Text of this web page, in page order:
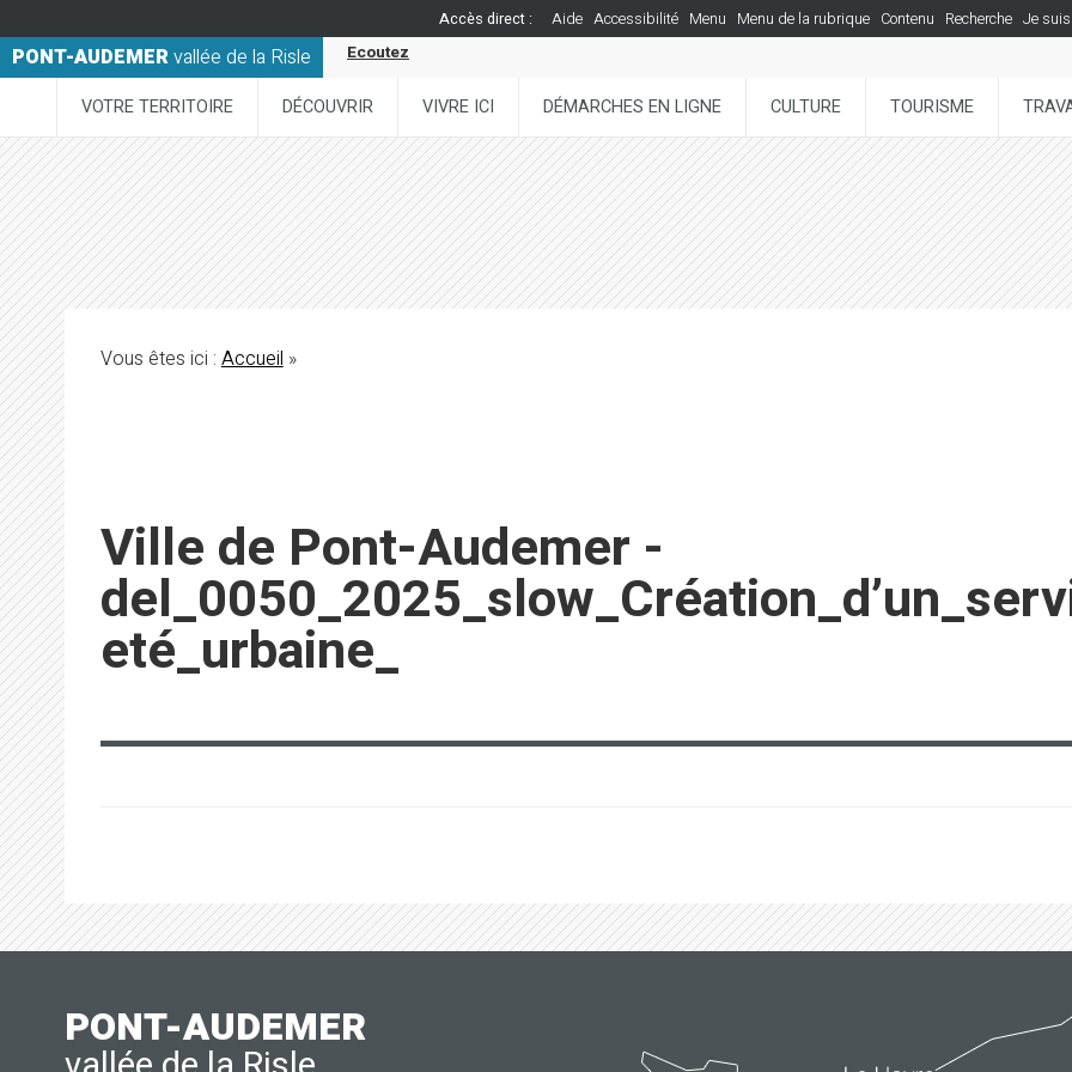
Accès direct : Aide Accessibilité Menu Menu de la rubrique Contenu Recherche Je suis
PONT-AUDEMERvallée de la Risle Ecoutez
VOTRE TERRITOIRE DÉCOUVRIR VIVRE ICI DÉMARCHES EN LIGNE CULTURE TOURISME
Vous êtes ici :Accueil»
Ville de Pont-Audemer -
eté_urbaine_
PONT-AUDEMER